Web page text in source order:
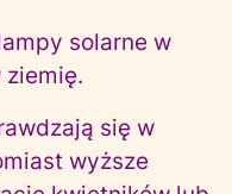
solarne w
się w
wyższe